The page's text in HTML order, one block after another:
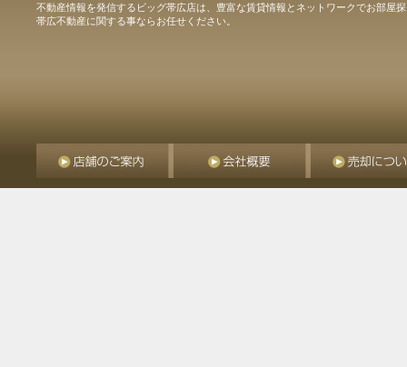
不動産情報を発信するビッグ帯広店は、豊富な賃貸情報とネットワークでお部屋
帯広不動産に関する事ならお任せください。